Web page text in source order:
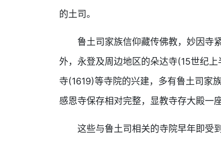
的土司。
鲁土司家族信仰藏传佛教，妙因寺
外，永登及周边地区的朵达寺(15世纪
寺(1619)等寺院的兴建，多有鲁土司家
感恩寺保存相对完整，显教寺存大殿一座
这些与鲁土司相关的寺院早年即受